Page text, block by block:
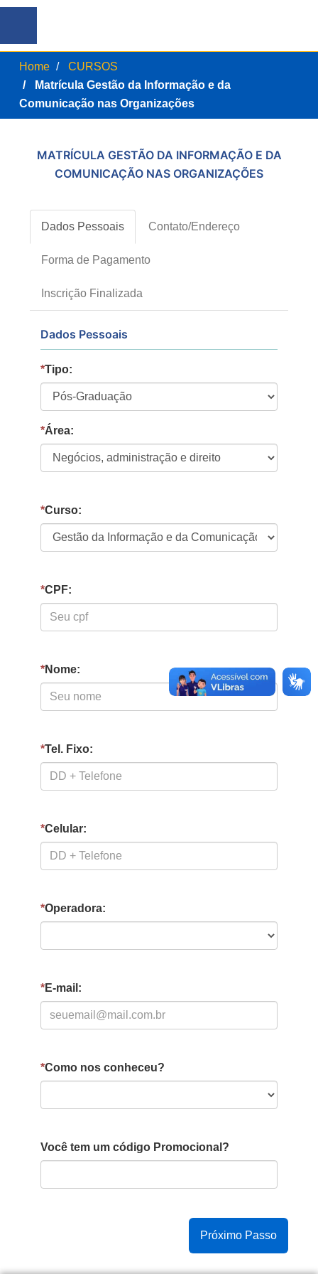
Home
CURSOS
Matrícula Gestão da Informação e da
Comunicação nas Organizações
MATRÍCULA GESTÃO DA INFORMAÇÃO E DA
COMUNICAÇÃO NAS ORGANIZAÇÕES
Dados Pessoais Contato/Endereço
Forma de Pagamento
Inscrição Finalizada
Dados Pessoais
*Tipo:
*Área:
*Curso:
*CPF:
*Nome:
*Tel. Fixo:
*Celular:
*Operadora:
*E-mail:
*Como nos conheceu?
Você tem um código Promocional?